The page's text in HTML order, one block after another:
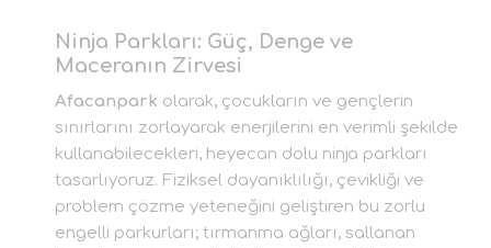
Ninja Parkları: Güç, Denge ve
Maceranın Zirvesi
Afacanpark olarak, çocukların ve gençlerin
sınırlarını zorlayarak enerjilerini en verimli şekilde
kullanabilecekleri, heyecan dolu ninja parkları
tasarlıyoruz. Fiziksel dayanıklılığı, çevikliği ve
problem çözme yeteneğini geliştiren bu zorlu
engelli parkurları; tırmanma ağları, sallanan